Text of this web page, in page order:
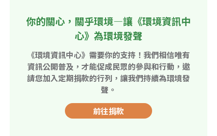
你的關心，關乎環境—讓《環境資訊中
心》為環境發聲
《環境資訊中心》需要你的支持！我們相信唯有
資訊公開普及，才能促成民眾的參與和行動，邀
請您加入定期捐款的行列，讓我們持續為環境發
聲。
前往捐款